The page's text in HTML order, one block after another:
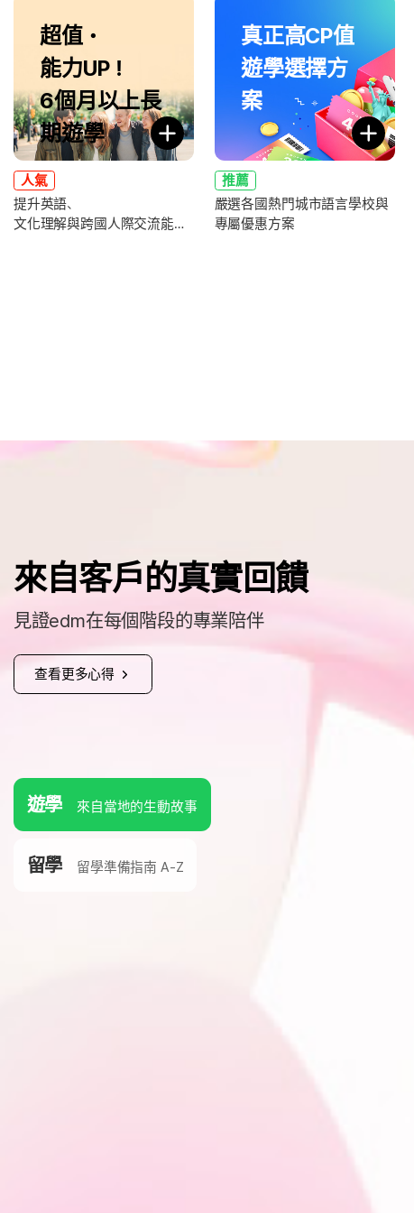
超值・
能力UP！
6個月以上長
期遊學
人氣
提升英語、
文化理解與跨國人際交流能力
真正高CP值
遊學選擇方
案
推薦
嚴選各國熱門城市語言學校與
專屬優惠方案
來自客戶的真實回饋
見證edm在每個階段的專業陪伴
查看更多心得
遊學 來自當地的生動故事
留學 留學準備指南 A-Z